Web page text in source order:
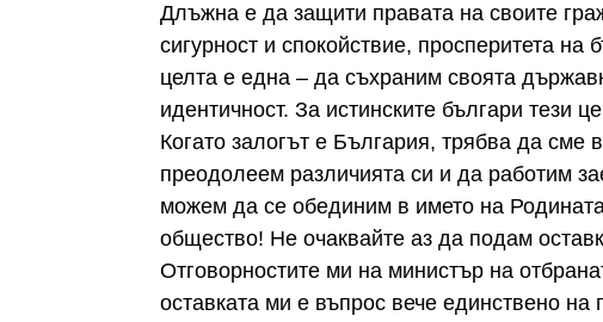
Длъжна е да защити правата на своите
сигурност и спокойствие, просперитета
целта е една – да съхраним своята
идентичност. За истинските българи тези
Когато залогът е България, трябва да
преодолеем различията си и да работим
можем да се обединим в името на
общество! Не очаквайте аз да подам
Отговорностите ми на министър на
оставката ми е въпрос вече единствено на